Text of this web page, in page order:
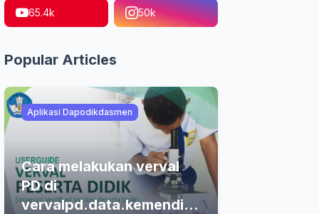
65.4k 50k
Popular Articles
Aplikasi Dapodikdasmen
Cara melakukan verval
PD di
vervalpd.data.kemendikd